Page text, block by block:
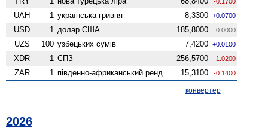
UAH 1 українська гривня 8,3300 +0.0700
USD 1 долар США 185,8000 0.0000
UZS 100 узбецьких сумів 7,4200 +0.0100
XDR 1 СПЗ 256,5700 -1.0200
ZAR 1 південно-африканський ренд 15,3100 -0.1400
конвертер
2026